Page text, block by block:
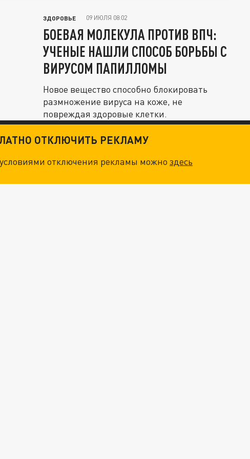
ЗДОРОВЬЕ 09 ИЮЛЯ 08:02
БОЕВАЯ МОЛЕКУЛА ПРОТИВ ВПЧ:
УЧЕНЫЕ НАШЛИ СПОСОБ БОРЬБЫ С
ВИРУСОМ ПАПИЛЛОМЫ
Новое вещество способно блокировать
размножение вируса на коже, не
повреждая здоровые клетки.
ОТКЛЮЧИТЬ РЕКЛАМУ
отключения рекламы можноздесь